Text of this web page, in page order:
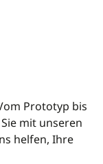
Prototyp bis
mit unseren
helfen, Ihre